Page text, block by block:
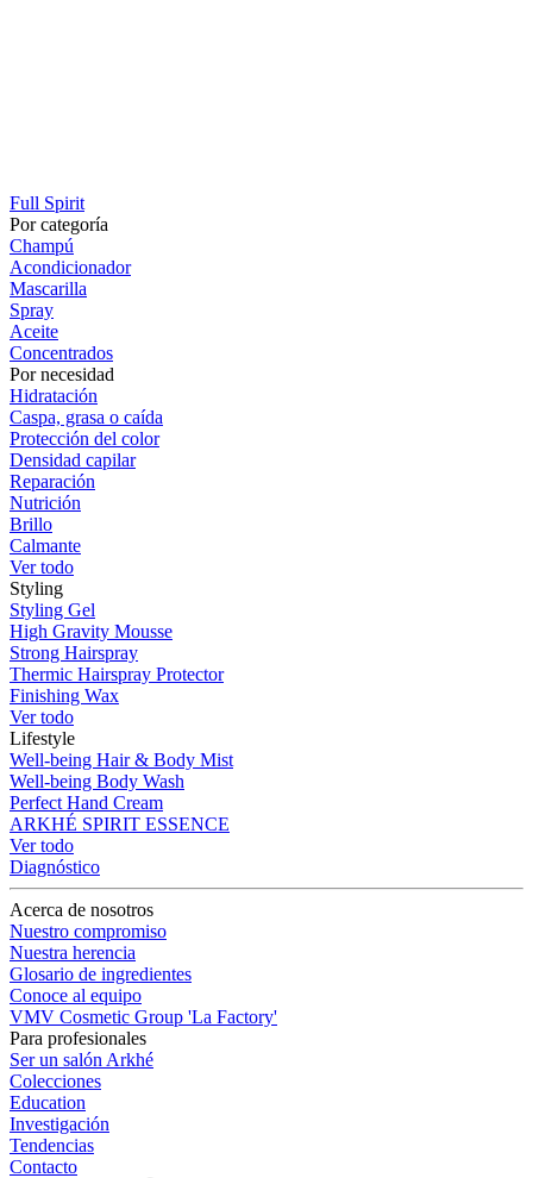
Full Spirit
Por categoría
Champú
Acondicionador
Mascarilla
Spray
Aceite
Concentrados
Por necesidad
Hidratación
Caspa, grasa o caída
Protección del color
Densidad capilar
Reparación
Nutrición
Brillo
Calmante
Ver todo
Styling
Styling Gel
High Gravity Mousse
Strong Hairspray
Thermic Hairspray Protector
Finishing Wax
Ver todo
Lifestyle
Well-being Hair & Body Mist
Well-being Body Wash
Perfect Hand Cream
ARKHÉ SPIRIT ESSENCE
Ver todo
Diagnóstico
Acerca de nosotros
Nuestro compromiso
Nuestra herencia
Glosario de ingredientes
Conoce al equipo
VMV Cosmetic Group 'La Factory'
Para profesionales
Ser un salón Arkhé
Colecciones
Education
Investigación
Tendencias
Contacto